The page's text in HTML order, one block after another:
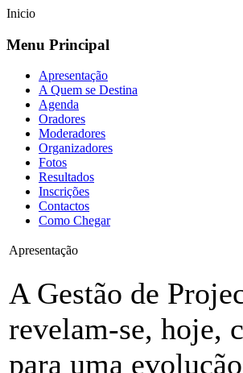
Inicio
Menu Principal
Apresentação
A Quem se Destina
Agenda
Oradores
Moderadores
Organizadores
Fotos
Resultados
Inscrições
Contactos
Como Chegar
Apresentação
A Gestão de
revelam-se, hoje,
para uma